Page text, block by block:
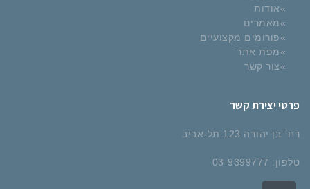
אודות
מאמרים
פורומים מקצועיים
מפת אתר
צור קשר
פרטי יצירת קשר
רח׳ בן יהודה 123 תל-אביב
טלפון: 03-9399777